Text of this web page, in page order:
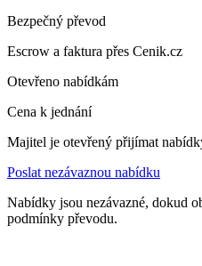
Bezpečný převod
Escrow a faktura přes Cenik.cz
Otevřeno nabídkám
Cena k jednání
Majitel je otevřený přijímat
Poslat nezávaznou nabídku
Nabídky jsou nezávazné, dokud
podmínky převodu.